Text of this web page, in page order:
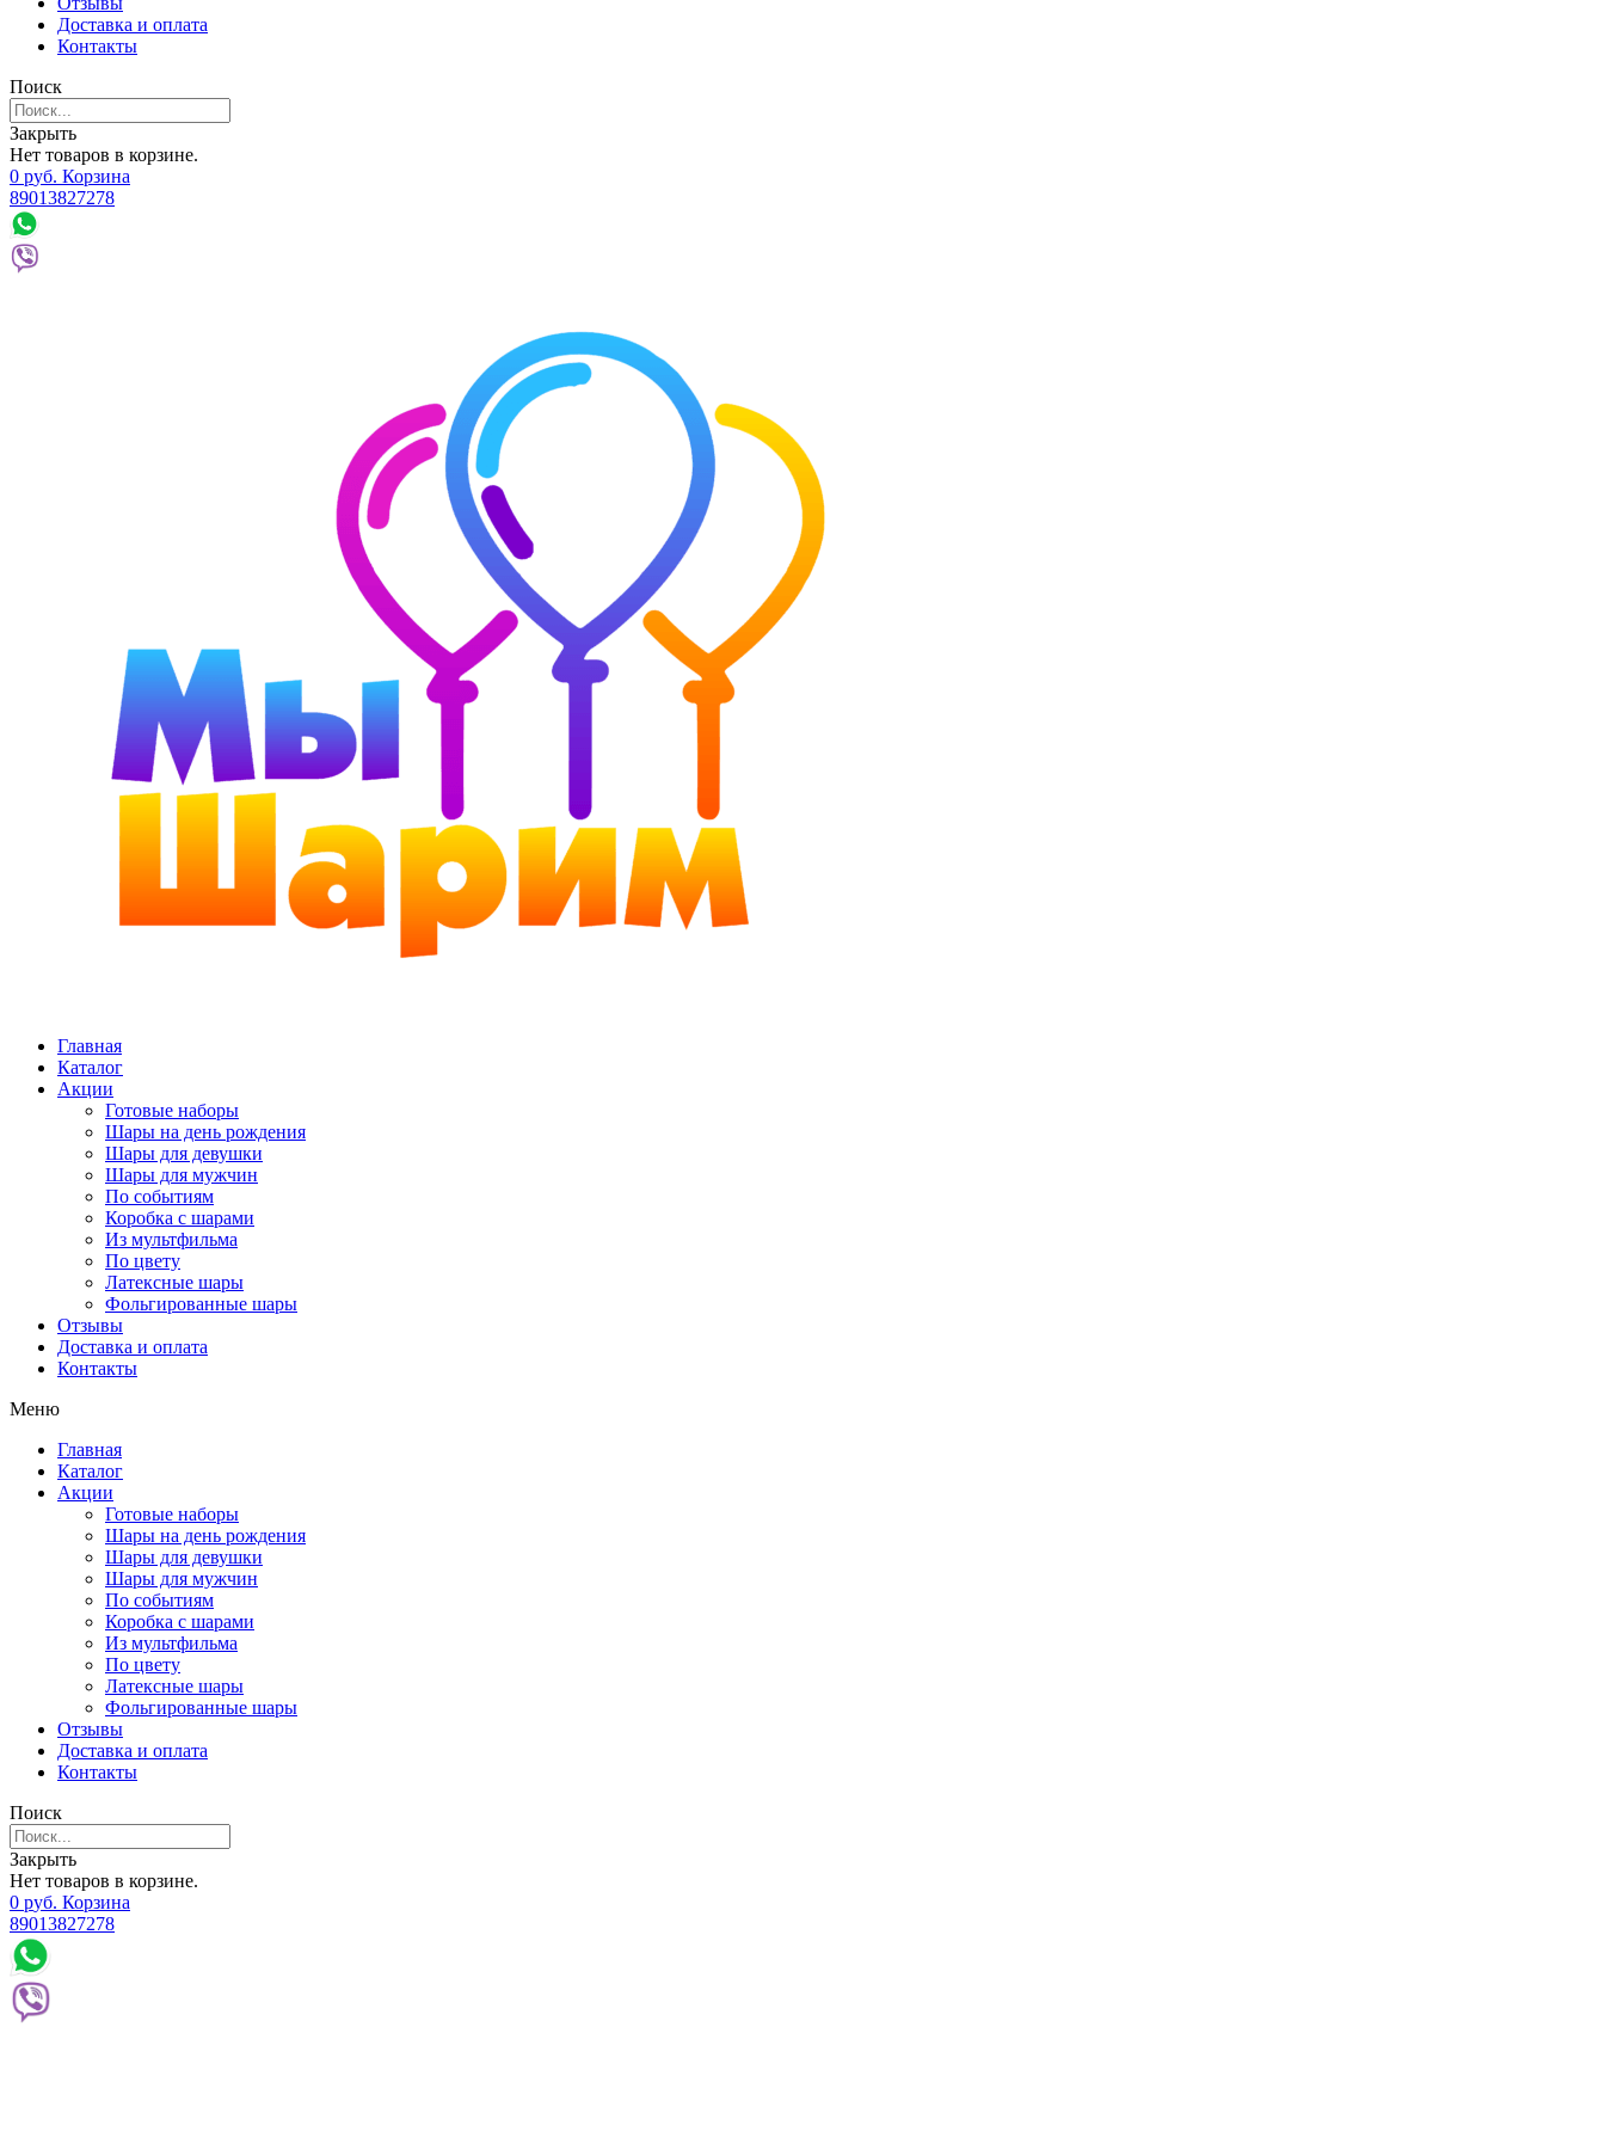
Доставка и оплата
Контакты
Поиск
Закрыть
Нет товаров в корзине.
0 руб. Корзина
89013827278
Главная
Каталог
Акции
Готовые наборы
Шары на день рождения
Шары для девушки
Шары для мужчин
По событиям
Коробка с шарами
Из мультфильма
По цвету
Латексные шары
Фольгированные шары
Отзывы
Доставка и оплата
Контакты
Меню
Главная
Каталог
Акции
Готовые наборы
Шары на день рождения
Шары для девушки
Шары для мужчин
По событиям
Коробка с шарами
Из мультфильма
По цвету
Латексные шары
Фольгированные шары
Отзывы
Доставка и оплата
Контакты
Поиск
Закрыть
Нет товаров в корзине.
0 руб. Корзина
89013827278